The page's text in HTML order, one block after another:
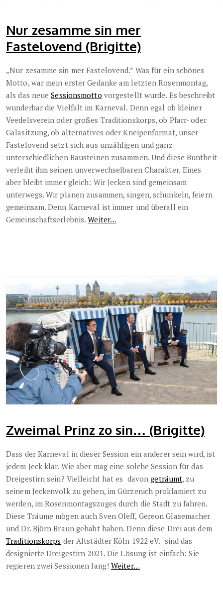
Nur zesamme sin mer
Fastelovend (Brigitte)
„Nur zesamme sin mer Fastelovend.” Was für ein schönes
Motto, war mein erster Gedanke am letzten Rosenmontag,
als das neueSessionsmotto vorgestellt wurde. Es beschreibt
wunderbar die Vielfalt im Karneval. Denn egal ob kleiner
Veedelsverein oder großes Traditionskorps, ob Pfarr- oder
Galasitzung, ob alternatives oder Kneipenformat, unser
Fastelovend setzt sich aus unzähligen und ganz
unterschiedlichen Bausteinen zusammen. Und diese Buntheit
verleiht ihm seinen unverwechselbaren Charakter. Eines
aber bleibt immer gleich: Wir Jecken sind gemeinsam
unterwegs. Wir planen zusammen, singen, schunkeln, feiern
gemeinsam. Denn Karneval ist immer und überall ein
Gemeinschaftserlebnis.Weiter…
Zweimal Prinz zo sin… (Brigitte)
Dass der Karneval in dieser Session ein anderer sein wird, ist
jedem Jeck klar. Wie aber mag eine solche Session für das
Dreigestirn sein? Vielleicht hat es davongeträumt, zu
seinem Jeckenvolk zu gehen, im Gürzenich proklamiert zu
werden, im Rosenmontagszuges durch die Stadt zu fahren.
Diese Träume mögen auch Sven Oleff, Gereon Glasemacher
und Dr. Björn Braun gehabt haben. Denn diese Drei aus dem
Traditionskorps der Altstädter Köln 1922 eV. sind das
designierte Dreigestirn 2021. Die Lösung ist einfach: Sie
regieren zwei Sessionen lang!Weiter…